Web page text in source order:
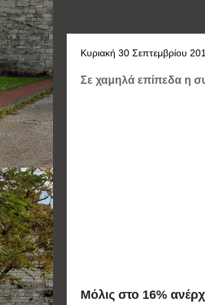
Κυριακή 30 Σεπτεμβρίου
Σε χαμηλά επίπεδα η
Μόλις στο 16%